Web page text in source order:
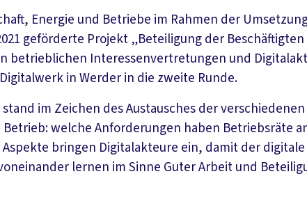
Energie und Betriebe im Rahmen der
geförderte Projekt „Beteiligung der
betrieblichen Interessenvertretungen und
in Werder in die zweite Runde.
im Zeichen des Austausches der
welche Anforderungen haben Betriebsräte
bringen Digitalakteure ein, damit der
lernen im Sinne Guter Arbeit und